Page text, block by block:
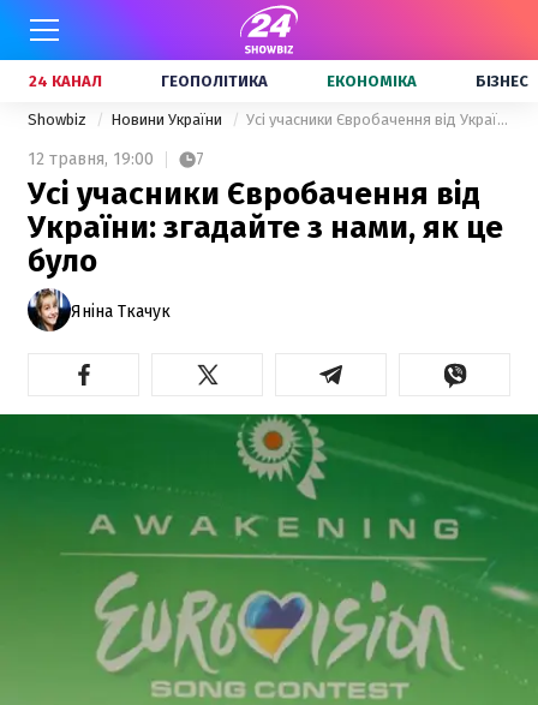
24 КАНАЛ ГЕОПОЛІТИКА ЕКОНОМІКА БІЗНЕС
Showbiz Новини України Усі учасники Євробачення від України: згадайте з нами, як це було
12 травня, 19:00 7
Усі учасники Євробачення від
України: згадайте з нами, як це
було
Яніна Ткачук